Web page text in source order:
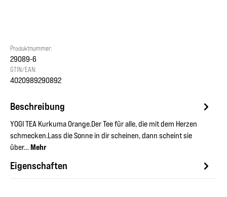
Produktnummer:
29089-6
GTIN/EAN:
4020989290892
Beschreibung
YOGI TEA Kurkuma Orange.Der Tee für alle, die mit dem Herzen
schmecken.Lass die Sonne in dir scheinen, dann scheint sie
über… Mehr
Eigenschaften